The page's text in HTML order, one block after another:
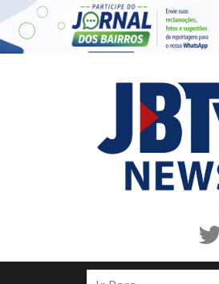
INÍCIO